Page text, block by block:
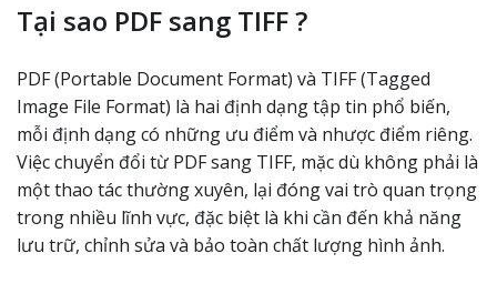
Tại sao PDF sang TIFF ?
PDF (Portable Document Format) và TIFF (Tagged
Image File Format) là hai định dạng tập tin phổ biến,
mỗi định dạng có những ưu điểm và nhược điểm riêng.
Việc chuyển đổi từ PDF sang TIFF, mặc dù không phải là
một thao tác thường xuyên, lại đóng vai trò quan trọng
trong nhiều lĩnh vực, đặc biệt là khi cần đến khả năng
lưu trữ, chỉnh sửa và bảo toàn chất lượng hình ảnh.